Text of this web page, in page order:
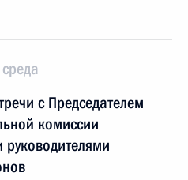
с Председателем
комиссии